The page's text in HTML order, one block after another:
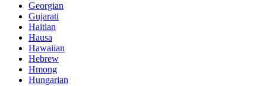
Georgian
Gujarati
Haitian
Hausa
Hawaiian
Hebrew
Hmong
Hungarian